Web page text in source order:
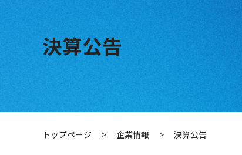
決算公告
トップページ > 企業情報 > 決算公告